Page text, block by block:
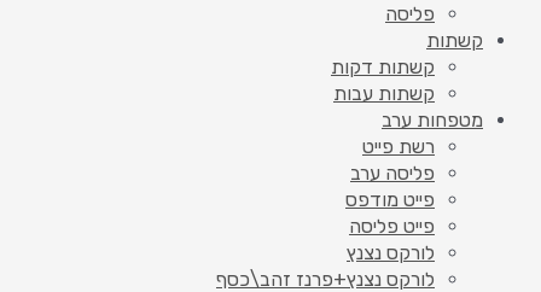
פליסה
קשתות
קשתות דקות
קשתות עבות
מטפחות ערב
רשת פייט
פליסה ערב
פייט מודפס
פייט פליסה
לורקס נצנץ
לורקס נצנץ+פרנז זהב\כסף